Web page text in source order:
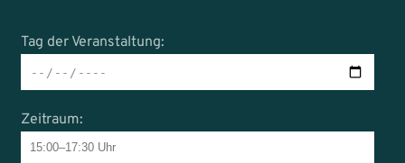
Tag der Veranstaltung:
Zeitraum: